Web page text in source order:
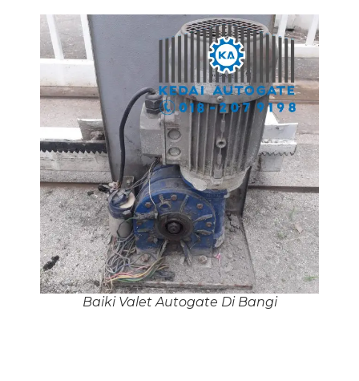
Baiki Valet Autogate Di Bangi